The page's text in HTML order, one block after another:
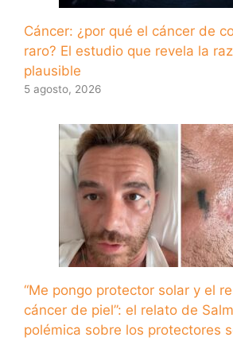
Cáncer: ¿por qué el cáncer de
raro? El estudio que revela la
plausible
5 agosto, 2026
“Me pongo protector solar y el
cáncer de piel”: el relato de
polémica sobre los protectores